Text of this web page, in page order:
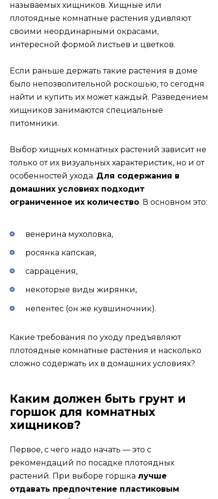
называемых хищников. Хищные или
плотоядные комнатные растения удивляют
своими неординарными окрасами,
интересной формой листьев и цветков.
Если раньше держать такие растения в доме
было непозволительной роскошью, то сегодня
найти и купить их может каждый. Разведением
хищников занимаются специальные
питомники.
Выбор хищных комнатных растений зависит не
только от их визуальных характеристик, но и от
особенностей ухода. Для содержания в
домашних условиях подходит
ограниченное их количество. В основном это:
венерина мухоловка,
росянка капская,
саррацения,
некоторые виды жирянки,
непентес (он же кувшиночник).
Какие требования по уходу предъявляют
плотоядные комнатные растения и насколько
сложно содержать их в домашних условиях?
Каким должен быть грунт и
горшок для комнатных
хищников?
Первое, с чего надо начать — это с
рекомендаций по посадке плотоядных
растений. При выборе горшка лучше
отдавать предпочтение пластиковым